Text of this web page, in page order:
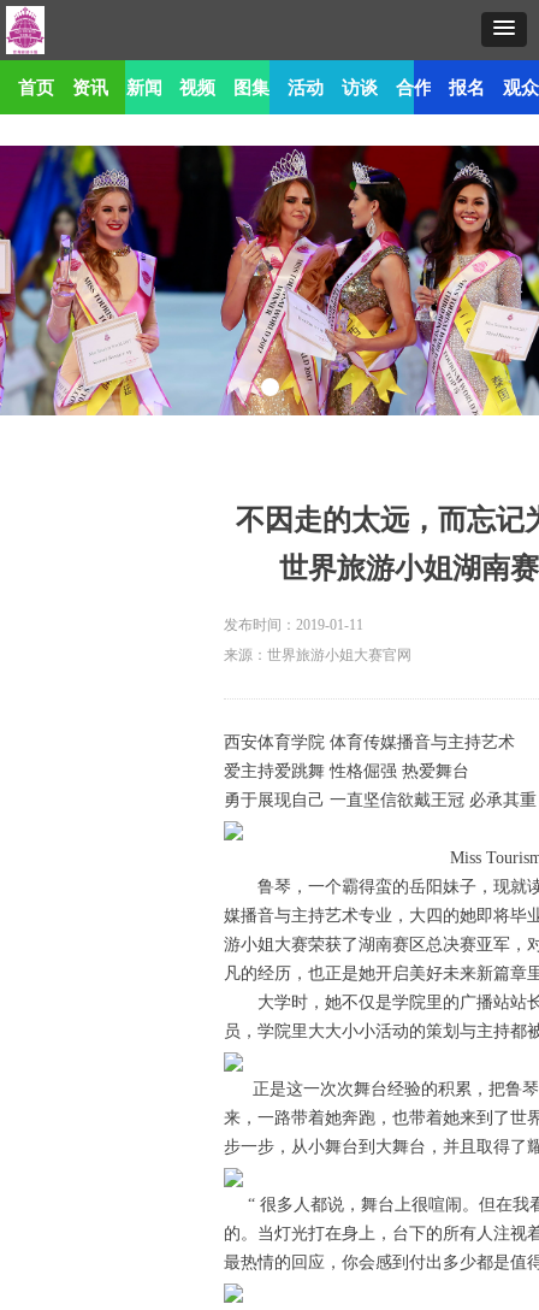
首页 资讯 新闻 视频 图集 活动 访谈 合作 报名 观众
发布时间： 2019-01-11
不因走的太远，而忘记
世界旅游小姐湖南
西安体育学院 体育传媒播音与主持艺术
爱主持爱跳舞 性格倔强 热爱舞台
勇于展现自己 一直坚信欲戴王冠 必承其重
Miss Tourism
鲁琴，一个霸得蛮的岳阳妹子，现就
媒播音与主持艺术专业，大四的她即将毕
游小姐大赛荣获了湖南赛区总决赛亚军，
凡的经历，也正是她开启美好未来新篇章
大学时，她不仅是学院里的广播站站
员，学院里大大小小活动的策划与主持都
正是这一次次舞台经验的积累，把鲁琴
来，一路带着她奔跑，也带着她来到了世
步一步，从小舞台到大舞台，并且取得了
“ 很多人都说，舞台上很喧闹。但在我
的。当灯光打在身上，台下的所有人注视
最热情的回应，你会感到付出多少都是值
来源：世界旅游小姐大赛官网